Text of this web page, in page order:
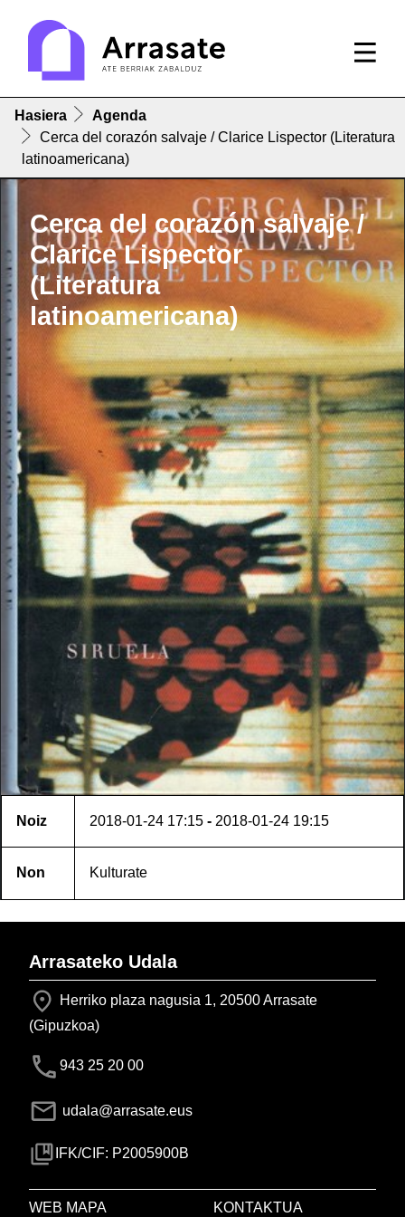
Hasiera
Agenda
Cerca del corazón salvaje / Clarice Lispector (Literatura
latinoamericana)
Cerca del corazón salvaje /
Clarice Lispector
(Literatura
latinoamericana)
Noiz 2018-01-24 17:15 - 2018-01-24 19:15
Non Kulturate
Arrasateko Udala
Herriko plaza nagusia 1, 20500 Arrasate
(Gipuzkoa)
943 25 20 00
udala@arrasate.eus
IFK/CIF: P2005900B
WEB MAPA KONTAKTUA